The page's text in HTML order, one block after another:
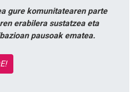
gure komunitatearen parte
erabilera sustatzea eta
pausoak ematea.